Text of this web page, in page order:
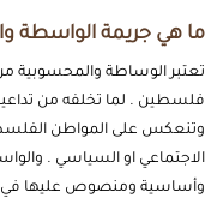
ما هي جريمة الواسطة
تعتبر الوساطة والمحسوبية من
فلسطين . لما تخلفه من
وتنعكس على المواطن
الاجتماعي او السياسي .